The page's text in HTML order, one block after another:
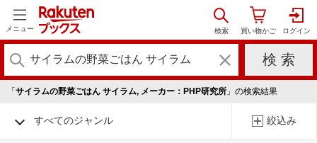
メニュー
「 サイラムの野菜ごはん サイラム, メーカー：PHP研究所 」の検索結果
すべてのジャンル 絞込み